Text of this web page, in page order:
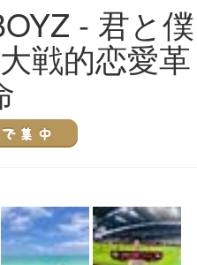
- 君と僕
戦的恋愛革